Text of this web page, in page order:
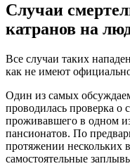
Случаи
катранов на
Все случаи таких
как не имеют
Один из самых
проводилась проверка о
проживавшего в одном
пансионатов. По
протяжении нескольких
самостоятельные